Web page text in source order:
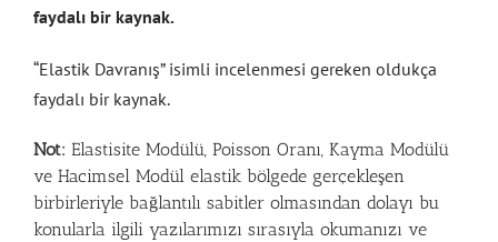
faydalı bir kaynak.
“Elastik Davranış” isimli incelenmesi gereken oldukça
faydalı bir kaynak.
Not: Elastisite Modülü, Poisson Oranı, Kayma Modülü
ve Hacimsel Modül elastik bölgede gerçekleşen
birbirleriyle bağlantılı sabitler olmasından dolayı bu
konularla ilgili yazılarımızı sırasıyla okumanızı ve